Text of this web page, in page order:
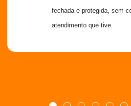
fechada e protegida, sem
atendimento que tive.